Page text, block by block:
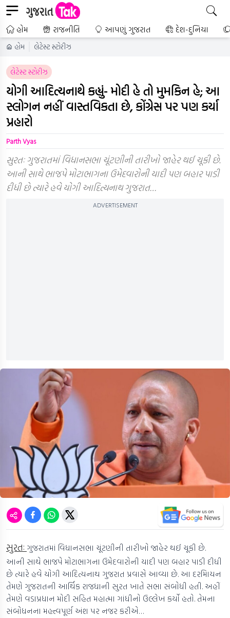
હોમ રાજનીતિ આપણું ગુજરાત દેશ-દુનિયા
હોમ લેટેસ્ટ સ્ટોરીઝ
લેટેસ્ટ સ્ટોરીઝ
યોગી આદિત્યનાથે કહ્યું- મોદી હે તો મુમકિન હે; આ
સ્લોગન નહીં વાસ્તવિકતા છે, કોંગ્રેસ પર પણ કર્યા
પ્રહારો
Parth Vyas
સુરતઃ ગુજરાતમાં વિધાનસભા ચૂંટણીની તારીખો જાહેર થઈ ચૂકી છે.
આની સાથે ભાજપે મોટાભાગના ઉમેદવારોની યાદી પણ બહાર પાડી
દીધી છે ત્યારે હવે યોગી આદિત્યનાથ ગુજરાત…
ADVERTISEMENT
સુરતઃ ગુજરાતમાં વિધાનસભા ચૂંટણીની તારીખો જાહેર થઈ ચૂકી છે.
આની સાથે ભાજપે મોટાભાગના ઉમેદવારોની યાદી પણ બહાર પાડી દીધી
છે ત્યારે હવે યોગી આદિત્યનાથ ગુજરાત પ્રવાસે આવ્યા છે. આ દરમિાયન
તેમણે ગુજરાતની આર્થિક રાજધાની સુરત ખાતે સભા સંબોધી હતી. અહીં
તેમણે વડાપ્રધાન મોદી સહિત મહાત્મા ગાંધીનો ઉલ્લેખ કર્યો હતો. તેમના
સંબોધનના મહત્ત્વપૂર્ણ અંશ પર નજર કરીએ…